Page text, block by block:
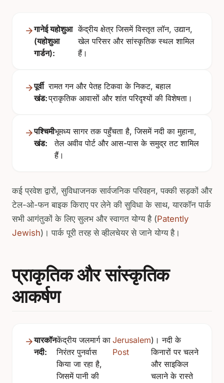
गानेई यहोशुआ
(यहोशुआ
गार्डन):
केंद्रीय क्षेत्र जिसमें विस्तृत लॉन, उद्यान,
खेल परिसर और सांस्कृतिक स्थल शामिल
हैं।
पूर्वी
खंड:
रामत गन और पेतह टिकवा के निकट, बहाल
प्राकृतिक आवासों और शांत परिदृश्यों की विशेषता।
पश्चिमी
खंड:
भूमध्य सागर तक पहुँचता है, जिसमें नदी का मुहाना,
तेल अवीव पोर्ट और आस-पास के समुद्र तट शामिल
हैं।
कई प्रवेश द्वारों, सुविधाजनक सार्वजनिक परिवहन, पक्की सड़कों और
टेल-ओ-फन बाइक किराए पर लेने की सुविधा के साथ, यारकॉन पार्क
सभी आगंतुकों के लिए सुलभ और स्वागत योग्य है (Patently
Jewish)। पार्क पूरी तरह से व्हीलचेयर से जाने योग्य है।
प्राकृतिक और सांस्कृतिक
आकर्षण
यारकॉन
नदी:
केंद्रीय जलमार्ग का
निरंतर पुनर्वास
किया जा रहा है,
जिसमें पानी की
Jerusalem
Post
)। नदी के
किनारों पर चलने
और साइकिल
चलाने के रास्ते